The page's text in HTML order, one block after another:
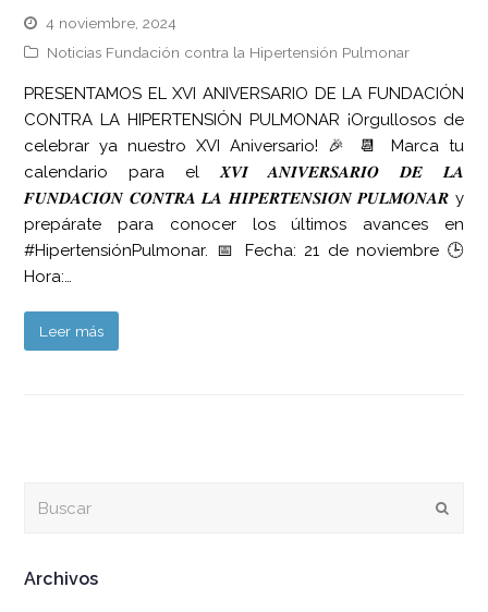
4 noviembre, 2024
Noticias Fundación contra la Hipertensión Pulmonar
PRESENTAMOS EL XVI ANIVERSARIO DE LA FUNDACIÓN
CONTRA LA HIPERTENSIÓN PULMONAR ¡Orgullosos de
celebrar ya nuestro XVI Aniversario! 🎉 📆 Marca tu
calendario para el 𝑿𝑽𝑰 𝑨𝑵𝑰𝑽𝑬𝑹𝑺𝑨𝑹𝑰𝑶 𝑫𝑬 𝑳𝑨
𝑭𝑼𝑵𝑫𝑨𝑪𝑰𝑶́𝑵 𝑪𝑶𝑵𝑻𝑹𝑨 𝑳𝑨 𝑯𝑰𝑷𝑬𝑹𝑻𝑬𝑵𝑺𝑰𝑶́𝑵 𝑷𝑼𝑳𝑴𝑶𝑵𝑨𝑹 y
prepárate para conocer los últimos avances en
#HipertensiónPulmonar. 📅 Fecha: 21 de noviembre 🕒
Hora:…
Leer más
Archivos